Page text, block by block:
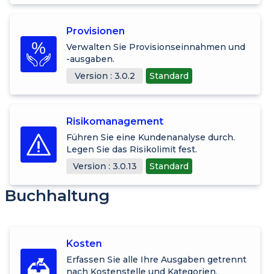
Provisionen
Verwalten Sie Provisionseinnahmen und
-ausgaben.
Version : 3.0.2
Standard
Risikomanagement
Führen Sie eine Kundenanalyse durch.
Legen Sie das Risikolimit fest.
Version : 3.0.13
Standard
Buchhaltung
Kosten
Erfassen Sie alle Ihre Ausgaben getrennt
nach Kostenstelle und Kategorien.